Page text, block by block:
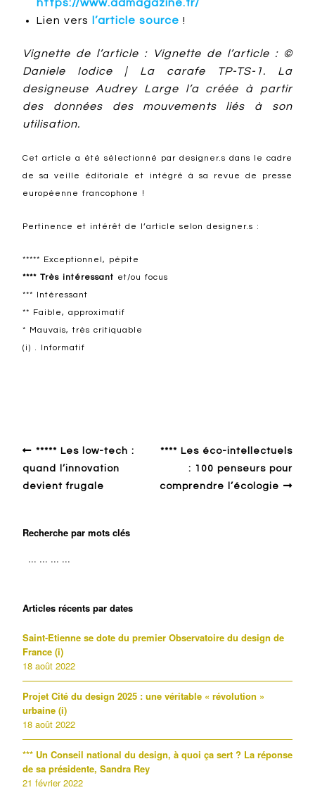
https://www.admagazine.fr/
Lien vers
l’article source !
Vignette de l’article : Vignette de l’article : ©
Daniele Iodice | La carafe TP-TS-1. La
designeuse Audrey Large l’a créée à partir
des données des mouvements liés à son
utilisation.
Cet article a été sélectionné par designer.s dans le cadre
de sa veille éditoriale et intégré à sa revue de presse
européenne francophone !
Pertinence et intérêt de l’article selon designer.s :
***** Exceptionnel, pépite
**** Très intéressant et/ou focus
*** Intéressant
** Faible, approximatif
* Mauvais, très critiquable
(i) . Informatif
***** Les low-tech :
quand l’innovation
devient frugale
**** Les éco-intellectuels
: 100 penseurs pour
comprendre l’écologie
Recherche par mots clés
Articles récents par dates
Saint-Etienne se dote du premier Observatoire du design de
France (i)
18 août 2022
Projet Cité du design 2025 : une véritable « révolution »
urbaine (i)
18 août 2022
*** Un Conseil national du design, à quoi ça sert ? La réponse
de sa présidente, Sandra Rey
21 février 2022